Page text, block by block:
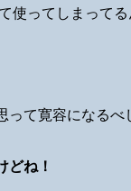
使ってしまってる
て寛容になるべ
どね！